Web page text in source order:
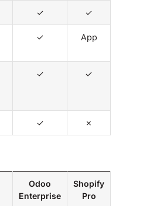
✓ ✓
✓ App
✓ ✓
✓ ✗
Odoo
Enterprise
Shopify
Pro